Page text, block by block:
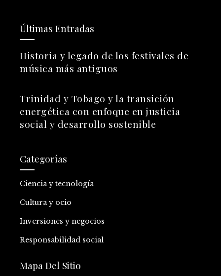
Últimas Entradas
Historia y legado de los festivales de
música más antiguos
Trinidad y Tobago y la transición
energética con enfoque en justicia
social y desarrollo sostenible
Categorías
Ciencia y tecnología
Cultura y ocio
Inversiones y negocios
Responsabilidad social
Mapa Del Sitio